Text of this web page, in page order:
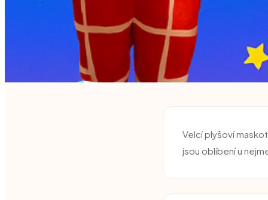
Na klíč
Dětské
Oblíbení plyšoví kamarádi
Velcí plyšoví
jsou oblíbení u